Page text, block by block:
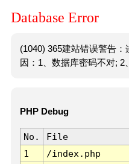
Database Error
(1040) 365建站错误警告
因：1、数据库密码不对; 2
PHP Debug
No. File
1
/index.php